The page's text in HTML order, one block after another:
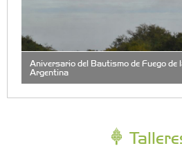
Aniversario del Bautismo de Fuego de
Argentina